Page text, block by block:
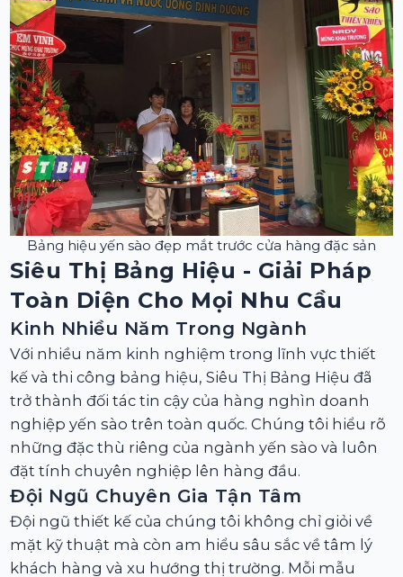
Bảng hiệu yến sào đẹp mắt trước cửa hàng đặc sản
Siêu Thị Bảng Hiệu - Giải Pháp
Toàn Diện Cho Mọi Nhu Cầu
Kinh Nhiều Năm Trong Ngành
Với nhiều năm kinh nghiệm trong lĩnh vực thiết
kế và thi công bảng hiệu, Siêu Thị Bảng Hiệu đã
trở thành đối tác tin cậy của hàng nghìn doanh
nghiệp yến sào trên toàn quốc. Chúng tôi hiểu rõ
những đặc thù riêng của ngành yến sào và luôn
đặt tính chuyên nghiệp lên hàng đầu.
Đội Ngũ Chuyên Gia Tận Tâm
Đội ngũ thiết kế của chúng tôi không chỉ giỏi về
mặt kỹ thuật mà còn am hiểu sâu sắc về tâm lý
khách hàng và xu hướng thị trường. Mỗi mẫu